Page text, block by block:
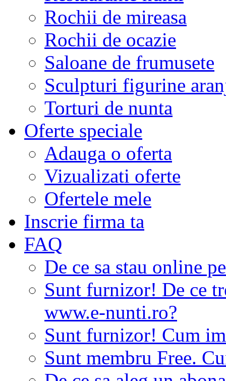
Rochii de mireasa
Rochii de ocazie
Saloane de frumusete
Sculpturi figurine
Torturi de nunta
Oferte speciale
Adauga o oferta
Vizualizati oferte
Ofertele mele
Inscrie firma ta
FAQ
De ce sa stau online
Sunt furnizor! De ce
www.e-nunti.ro?
Sunt furnizor! Cum
Sunt membru Free.